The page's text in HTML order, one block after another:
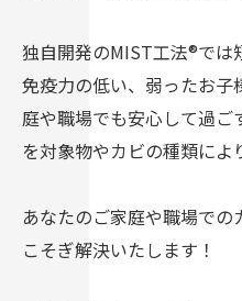
独自開発のMIST工法®︎では
免疫力の低い、弱ったお
庭や職場でも安心して過
を対象物やカビの種類によ
あなたのご家庭や職場で
こそぎ解決いたします！